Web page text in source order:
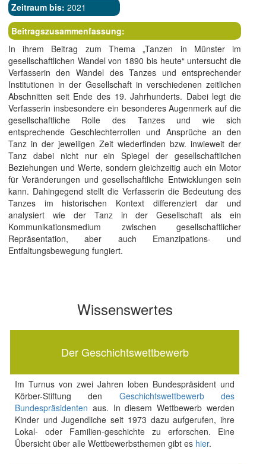
Zeitraum bis: 2021
Beitragszusammenfassung:
In ihrem Beitrag zum Thema „Tanzen in Münster im
gesellschaftlichen Wandel von 1890 bis heute“ untersucht die
Verfasserin den Wandel des Tanzes und entsprechender
Institutionen in der Gesellschaft in verschiedenen zeitlichen
Abschnitten seit Ende des 19. Jahrhunderts. Dabei legt die
Verfasserin insbesondere ein besonderes Augenmerk auf die
gesellschaftliche Rolle des Tanzes und wie sich
entsprechende Geschlechterrollen und Ansprüche an den
Tanz in der jeweiligen Zeit wiederfinden bzw. inwieweit der
Tanz dabei nicht nur ein Spiegel der gesellschaftlichen
Beziehungen und Werte, sondern gleichzeitig auch ein Motor
für Veränderungen und gesellschaftliche Entwicklungen sein
kann. Dahingegend stellt die Verfasserin die Bedeutung des
Tanzes im historischen Kontext differenziert dar und
analysiert wie der Tanz in der Gesellschaft als ein
Kommunikationsmedium zwischen gesellschaftlicher
Repräsentation, aber auch Emanzipations- und
Entfaltungsbewegung fungiert.
Wissenswertes
Der Geschichtswettbewerb
Im Turnus von zwei Jahren loben Bundespräsident und
Körber-Stiftung den Geschichtswettbewerb des
Bundespräsidenten aus. In diesem Wettbewerb werden
Kinder und Jugendliche seit 1973 dazu aufgerufen, ihre
Lokal- oder Familien-geschichte zu erforschen. Eine
Übersicht über alle Wettbewerbsthemen gibt es hier.